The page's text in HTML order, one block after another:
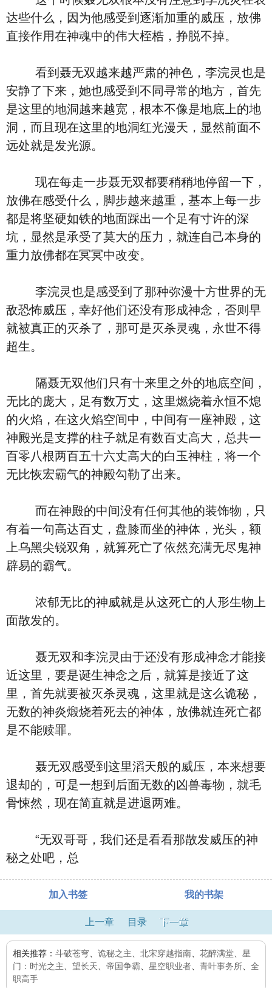
达些什么，因为他感受到逐渐加重的威压，放佛
直接作用在神魂中的伟大桎梏，挣脱不掉。
看到聂无双越来越严肃的神色，李浣灵也是
安静了下来，她也感受到不同寻常的地方，首先
是这里的地洞越来越宽，根本不像是地底上的地
洞，而且现在这里的地洞红光漫天，显然前面不
远处就是发光源。
现在每走一步聂无双都要稍稍地停留一下，
放佛在感受什么，脚步越来越重，基本上每一步
都是将坚硬如铁的地面踩出一个足有寸许的深
坑，显然是承受了莫大的压力，就连自己本身的
重力放佛都在冥冥中改变。
李浣灵也是感受到了那种弥漫十方世界的无
敌恐怖威压，幸好他们还没有形成神念，否则早
就被真正的灭杀了，那可是灭杀灵魂，永世不得
超生。
隔聂无双他们只有十来里之外的地底空间，
无比的庞大，足有数万丈，这里燃烧着永恒不熄
的火焰，在这火焰空间中，中间有一座神殿，这
神殿光是支撑的柱子就足有数百丈高大，总共一
百零八根两百五十六丈高大的白玉神柱，将一个
无比恢宏霸气的神殿勾勒了出来。
而在神殿的中间没有任何其他的装饰物，只
有着一句高达百丈，盘膝而坐的神体，光头，额
上乌黑尖锐双角，就算死亡了依然充满无尽鬼神
辟易的霸气。
浓郁无比的神威就是从这死亡的人形生物上
面散发的。
聂无双和李浣灵由于还没有形成神念才能接
近这里，要是诞生神念之后，就算是接近了这
里，首先就要被灭杀灵魂，这里就是这么诡秘，
无数的神炎煅烧着死去的神体，放佛就连死亡都
是不能赎罪。
聂无双感受到这里滔天般的威压，本来想要
退却的，可是一想到后面无数的凶兽毒物，就毛
骨悚然，现在简直就是进退两难。
“无双哥哥，我们还是看看那散发威压的神
秘之处吧，总
加入书签 我的书架
上一章 目录 下一章
相关推荐： 斗破苍穹 诡秘之主 北宋穿越指南 花醉满堂
星
门：时光之主
望长天 帝国争霸 星空职业者 青叶事务所
全
职高手